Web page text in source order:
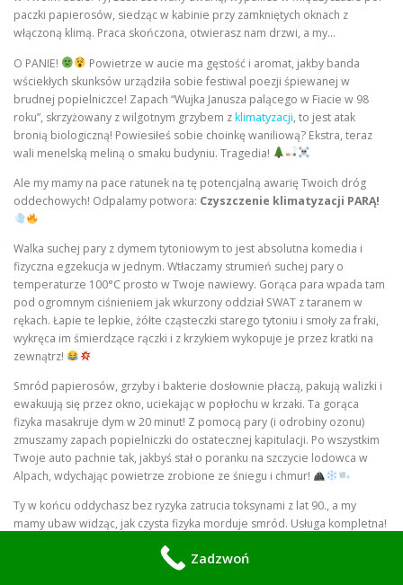
paczki papierosów, siedząc w kabinie przy zamkniętych oknach z
włączoną klimą. Praca skończona, otwierasz nam drzwi, a my…
O PANIE!
Powietrze w aucie ma gęstość i aromat, jakby banda
wściekłych skunksów urządziła sobie festiwal poezji śpiewanej w
brudnej popielniczce! Zapach “Wujka Janusza palącego w Fiacie w 98
roku”, skrzyżowany z wilgotnym grzybem zklimatyzacji, to jest atak
bronią biologiczną! Powiesiłeś sobie choinkę waniliową? Ekstra, teraz
wali menelską meliną o smaku budyniu. Tragedia!
Ale my mamy na pace ratunek na tę potencjalną awarię Twoich dróg
oddechowych! Odpalamy potwora: Czyszczenie klimatyzacji PARĄ!
Walka suchej pary z dymem tytoniowym to jest absolutna komedia i
fizyczna egzekucja w jednym. Wtłaczamy strumień suchej pary o
temperaturze 100°C prosto w Twoje nawiewy. Gorąca para wpada tam
pod ogromnym ciśnieniem jak wkurzony oddział SWAT z taranem w
rękach. Łapie te lepkie, żółte cząsteczki starego tytoniu i smoły za fraki,
wykręca im śmierdzące rączki i z krzykiem wykopuje je przez kratki na
zewnątrz!
Smród papierosów, grzyby i bakterie dosłownie płaczą, pakują walizki i
ewakuują się przez okno, uciekając w popłochu w krzaki. Ta gorąca
fizyka masakruje dym w 20 minut! Z pomocą pary (i odrobiny ozonu)
zmuszamy zapach popielniczki do ostatecznej kapitulacji. Po wszystkim
Twoje auto pachnie tak, jakbyś stał o poranku na szczycie lodowca w
Alpach, wdychając powietrze zrobione ze śniegu i chmur!
Ty w końcu oddychasz bez ryzyka zatrucia toksynami z lat 90., a my
mamy ubaw widząc, jak czysta fizyka morduje smród. Usługa kompletna!
Zadzwoń